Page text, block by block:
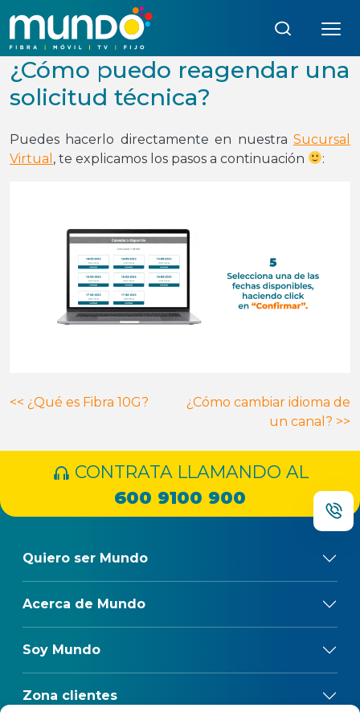
¿Cómo puedo reagendar una
solicitud técnica?
Puedes hacerlo directamente en nuestra Sucursal
Virtual , te explicamos los pasos a continuación :
Navegación
entradas
<< ¿Qué es Fibra 10G?
¿Cómo cambiar idioma de
un canal? >>
CONTRATA LLAMANDO AL
600 9100 900
Quiero ser Mundo
Acerca de Mundo
Soy Mundo
Zona clientes